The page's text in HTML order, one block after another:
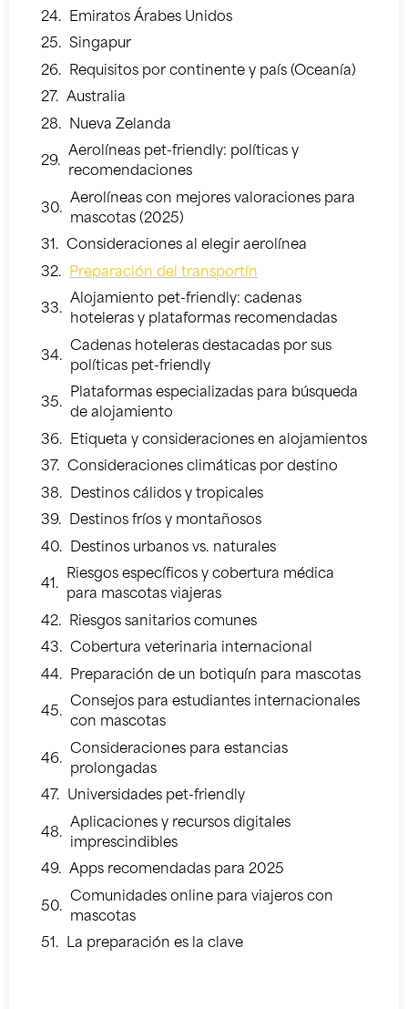
Emiratos Árabes Unidos
Singapur
Requisitos por continente y país (Oceanía)
Australia
Nueva Zelanda
Aerolíneas pet-friendly: políticas y
recomendaciones
Aerolíneas con mejores valoraciones para
mascotas (2025)
Consideraciones al elegir aerolínea
Preparación del transportín
Alojamiento pet-friendly: cadenas
hoteleras y plataformas recomendadas
Cadenas hoteleras destacadas por sus
políticas pet-friendly
Plataformas especializadas para búsqueda
de alojamiento
Etiqueta y consideraciones en alojamientos
Consideraciones climáticas por destino
Destinos cálidos y tropicales
Destinos fríos y montañosos
Destinos urbanos vs. naturales
Riesgos específicos y cobertura médica
para mascotas viajeras
Riesgos sanitarios comunes
Cobertura veterinaria internacional
Preparación de un botiquín para mascotas
Consejos para estudiantes internacionales
con mascotas
Consideraciones para estancias
prolongadas
Universidades pet-friendly
Aplicaciones y recursos digitales
imprescindibles
Apps recomendadas para 2025
Comunidades online para viajeros con
mascotas
La preparación es la clave